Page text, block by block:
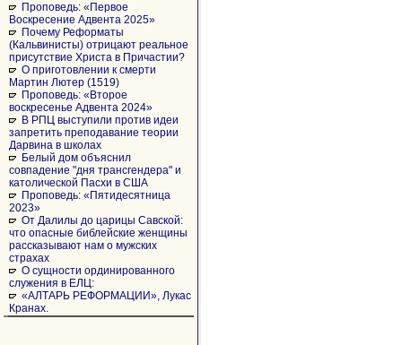
Проповедь: «Первое
Воскресение Адвента 2025»
Почему Реформаты
(Кальвинисты) отрицают реальное
присутствие Христа в Причастии?
О приготовлении к смерти
Мартин Лютер (1519)
Проповедь: «Второе
воскресенье Адвента 2024»
В РПЦ выступили против идеи
запретить преподавание теории
Дарвина в школах
Белый дом объяснил
совпадение "дня трансгендера" и
католической Пасхи в США
Проповедь: «Пятидесятница
2023»
От Далилы до царицы Савской:
что опасные библейские женщины
рассказывают нам о мужских
страхах
О сущности ординированного
служения в ЕЛЦ:
«АЛТАРЬ РЕФОРМАЦИИ», Лукас
Кранах.